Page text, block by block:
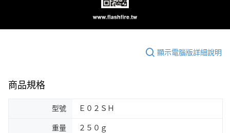
顯示電腦版詳細說明
商品規格
型號 Ｅ０２ＳＨ
重量 ２５０ｇ